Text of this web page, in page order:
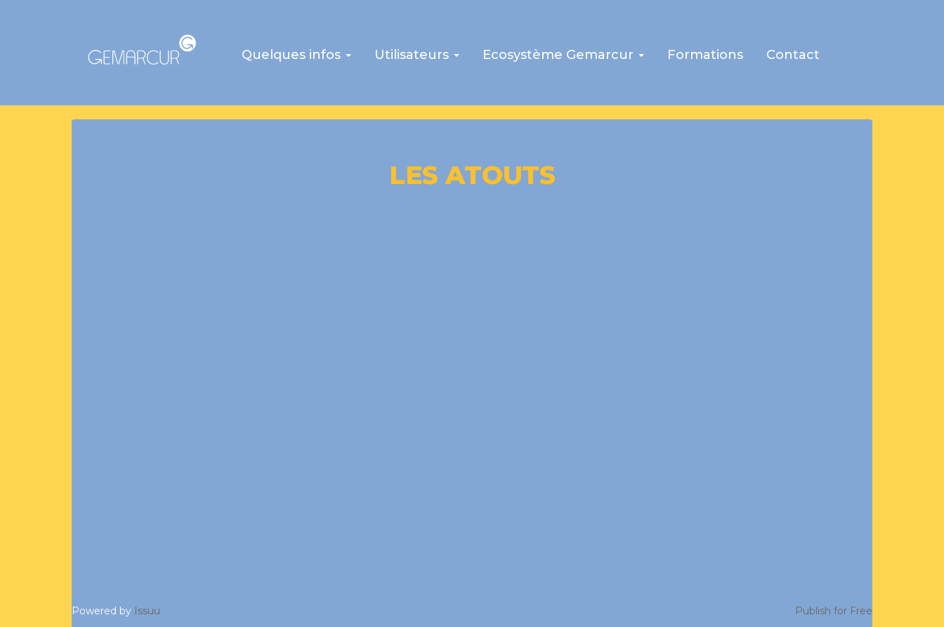
Quelques infos Utilisateurs Ecosystème Gemarcur Formations Contact
LES ATOUTS
Powered by Issuu Publish for Free